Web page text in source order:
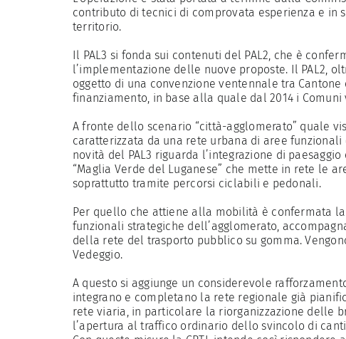
contributo di tecnici di comprovata esperienza e
territorio.
Il PAL3 si fonda sui contenuti del PAL2, che è
l’implementazione delle nuove proposte. Il PAL2,
oggetto di una convenzione ventennale tra
finanziamento, in base alla quale dal 2014 i
A fronte dello scenario “città-agglomerato” quale
caratterizzata da una rete urbana di aree
novità del PAL3 riguarda l’integrazione di
“Maglia Verde del Luganese” che mette in rete le
soprattutto tramite percorsi ciclabili e pedonali.
Per quello che attiene alla mobilità è confermata
funzionali strategiche dell’agglomerato,
della rete del trasporto pubblico su gomma.
Vedeggio.
A questo si aggiunge un considerevole
integrano e completano la rete regionale già
rete viaria, in particolare la riorganizzazione delle
l’apertura al traffico ordinario dello svincolo di